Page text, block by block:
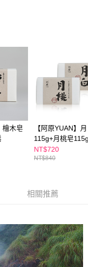
先享後付」服務完成之交
人之同意方可使用
損失，本公司不負相關責
形，本公司將視審查結果
。若發現惡意使用之情形，
度並採取法律行動。
檜木皂
【阿原YUAN】
115g+月桃皂
NT$720
NT$840
相關推薦